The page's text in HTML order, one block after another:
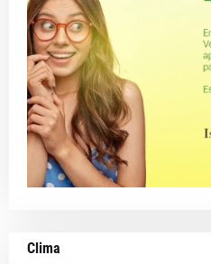
Clima